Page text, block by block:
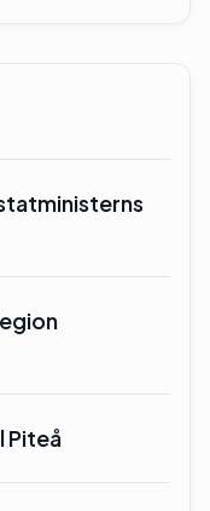
Piteå